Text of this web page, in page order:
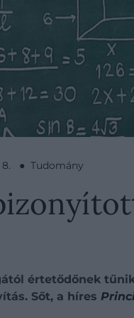
8. ● Tudomány
értetődőnek
Sőt, a híres